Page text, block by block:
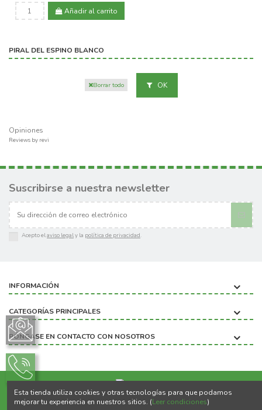
Añadir al carrito
PIRAL DEL ESPINO BLANCO
Borrar todo OK
Opiniones
Reviews by revi
Suscribirse a nuestra newsletter
Acepto elaviso legaly la política de privacidad.
INFORMACIÓN
CATEGORÍAS PRINCIPALES
PÓNGASE EN CONTACTO CON NOSOTROS
Copyright ©2020 BIOBICHO
Esta tienda utiliza cookies y otras tecnologías para que podamos
mejorar tu experiencia en nuestros sitios. (Leer condiciones)